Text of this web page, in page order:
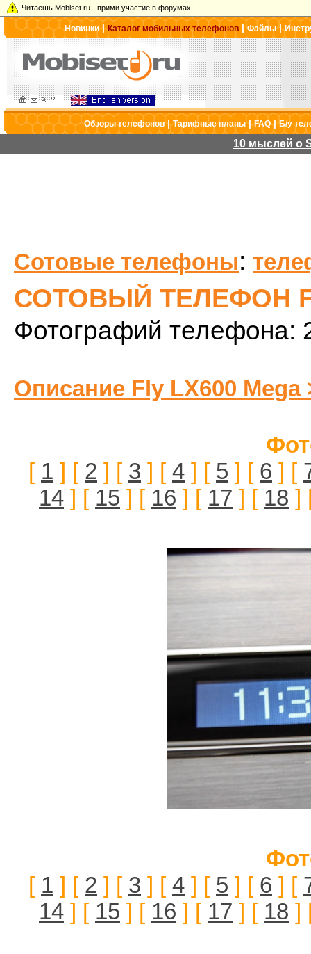
Читаешь Mobiset.ru - прими участие в форумах!
Новинки|Каталог мобильных телефонов |Файлы|
Обзоры телефонов|Тарифные планы|FAQ|Б/у
10 мыслей о
Сотовые телефоны:
СОТОВЫЙ ТЕЛЕФОН
Фотографий телефона:
Описание Fly LX600 Mega
[ 1 ] [ 2 ] [ 3 ] [ 4 ] [ 5 ] [ 6 ] [
14 ] [ 15 ] [ 16 ] [ 17 ] [ 18 ]
[ 1 ] [ 2 ] [ 3 ] [ 4 ] [ 5 ] [ 6 ] [
14 ] [ 15 ] [ 16 ] [ 17 ] [ 18 ]